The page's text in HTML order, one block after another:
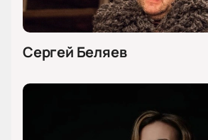
Сергей Беляев